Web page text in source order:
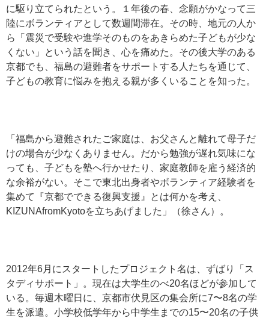
に駆り立てられたという。１年後の春、念願がかなって三
陸にボランティアとして数週間滞在。その時、地元の人か
ら「震災で受験や進学そのものをあきらめた子どもが少な
くない」という話を聞き、心を痛めた。その後大学のある
京都でも、福島の避難者をサポートする人たちを通じて、
子どもの教育に悩みを抱える親が多くいることを知った。
「福島から避難されたご家庭は、お父さんと離れて母子だ
けの場合が少なくありません。だから勉強が遅れ気味にな
っても、子どもを塾へ行かせたり、家庭教師を雇う経済的
な余裕がない。そこで東北出身者やボランティア経験者を
集めて『京都でできる復興支援』とは何かを考え、
KIZUNAfromKyotoを立ちあげました」（徐さん）。
2012年6月にスタートしたプロジェクト名は、ずばり「ス
タディサポート」。現在は大学生のべ20名ほどが参加して
いる。毎週木曜日に、京都市伏見区の集会所に7〜8名の学
生を派遣。小学校低学年から中学生までの15〜20名の子供